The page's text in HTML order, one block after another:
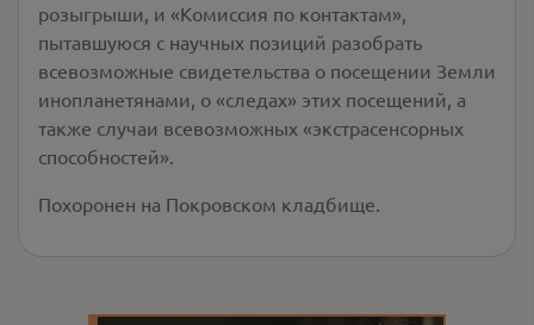
розыгрыши, и «Комиссия по контактам»,
пытавшуюся с научных позиций разобрать
всевозможные свидетельства о посещении Земли
инопланетянами, о «следах» этих посещений, а
также случаи всевозможных «экстрасенсорных
способностей».
Похоронен на Покровском кладбище.